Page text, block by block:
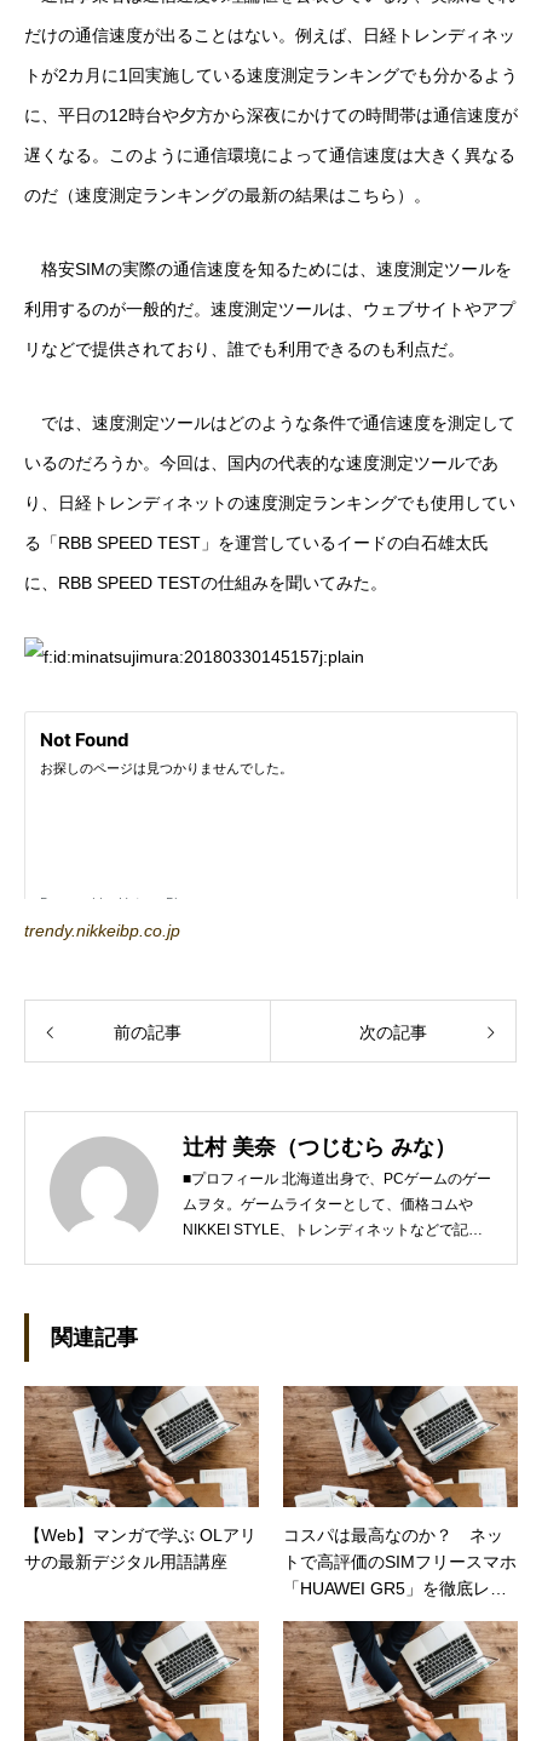
だけの通信速度が出ることはない。例えば、日経トレンディネッ
トが2カ月に1回実施している速度測定ランキングでも分かるよう
に、平日の12時台や夕方から深夜にかけての時間帯は通信速度が
遅くなる。このように通信環境によって通信速度は大きく異なる
のだ（速度測定ランキングの最新の結果はこちら）。
格安SIMの実際の通信速度を知るためには、速度測定ツールを
利用するのが一般的だ。速度測定ツールは、ウェブサイトやアプ
リなどで提供されており、誰でも利用できるのも利点だ。
では、速度測定ツールはどのような条件で通信速度を測定して
いるのだろうか。今回は、国内の代表的な速度測定ツールであ
り、日経トレンディネットの速度測定ランキングでも使用してい
る「RBB SPEED TEST」を運営しているイードの白石雄太氏
に、RBB SPEED TESTの仕組みを聞いてみた。
trendy.nikkeibp.co.jp
前の記事 次の記事
辻村 美奈（つじむら みな）
■プロフィール 北海道出身で、PCゲームのゲー
ムヲタ。ゲームライターとして、価格コムや
NIKKEI STYLE、トレンディネットなどで記事
関連記事
【Web】マンガで学ぶ OLアリ
サの最新デジタル用語講座
コスパは最高なのか？ ネッ
トで高評価のSIMフリースマホ
「HUAWEI GR5」を徹底レビ
ト）